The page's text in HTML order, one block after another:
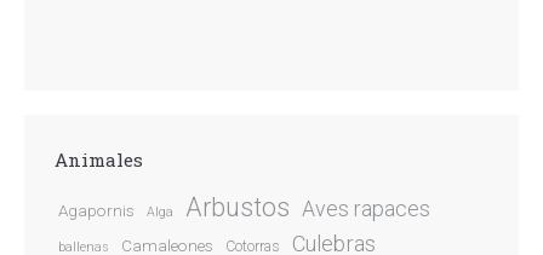
Animales
Agapornis Alga Arbustos Aves rapaces
ballenas Camaleones Cotorras Culebras